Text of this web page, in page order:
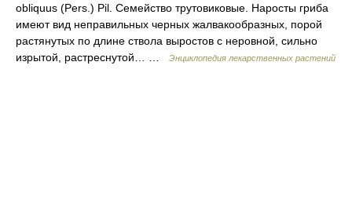
obliquus (Pers.) Pil. Семейство трутовиковые. Наросты гриба
имеют вид неправильных черных жалвакообразных, порой
растянутых по длине ствола выростов с неровной, сильно
изрытой, растреснутой… …
Энциклопедия лекарственных растений